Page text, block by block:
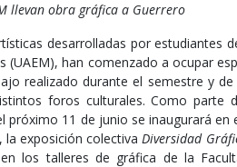
llevan obra gráfica a Guerrero
desarrolladas por estudiantes
(UAEM), han comenzado a ocupar
realizado durante el semestre y
foros culturales. Como
próximo 11 de junio se inaugurará en
la exposición colectivaDiversidad
los talleres de gráfica de la